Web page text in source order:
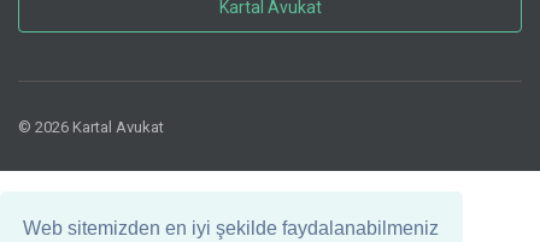
Web sitemizden en iyi şekilde faydalanabilmeniz
Kartal Avukat
© 2026 Kartal Avukat